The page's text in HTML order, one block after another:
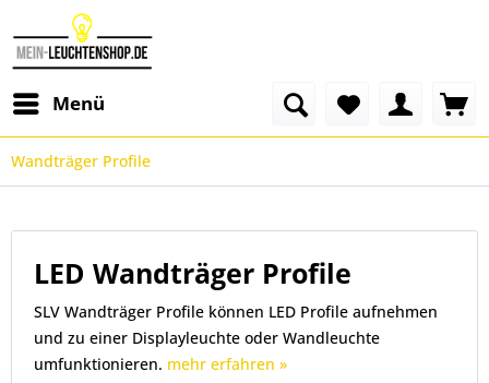
Menü
Wandträger Profile
LED Wandträger Profile
SLV Wandträger Profile können LED Profile aufnehmen
und zu einer Displayleuchte oder Wandleuchte
umfunktionieren. mehr erfahren »